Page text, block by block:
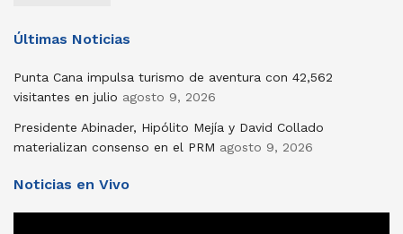
Últimas Noticias
Punta Cana impulsa turismo de aventura con 42,562
visitantes en julio agosto 9, 2026
Presidente Abinader, Hipólito Mejía y David Collado
materializan consenso en el PRM agosto 9, 2026
Noticias en Vivo